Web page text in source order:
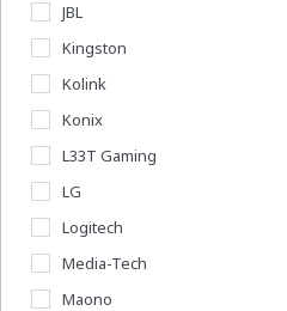
JBL
Kingston
Kolink
Konix
L33T Gaming
LG
Logitech
Media-Tech
Maono
Budapest Nyugati
Rólunk
Cégadatok
Partnerünk a gamer.shop.hu